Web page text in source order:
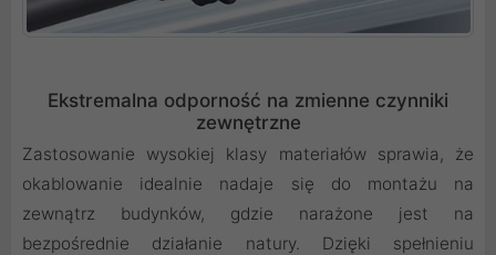
Ekstremalna odporność na zmienne czynniki
zewnętrzne
Zastosowanie wysokiej klasy materiałów sprawia, że
okablowanie idealnie nadaje się do montażu na
zewnątrz budynków, gdzie narażone jest na
bezpośrednie działanie natury. Dzięki spełnieniu